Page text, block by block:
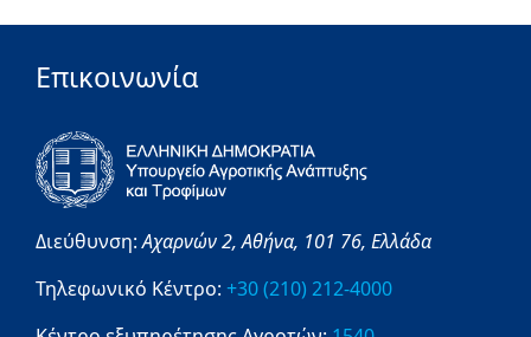
Επικοινωνία
Διεύθυνση:Αχαρνών 2,Αθήνα, 101 76, Ελλάδα
Τηλεφωνικό Κέντρο: +30 (210) 212-4000